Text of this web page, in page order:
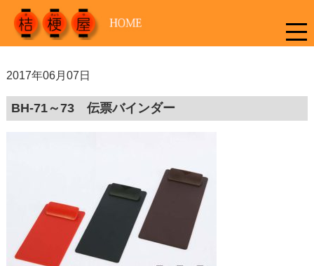
2017年06月07日
BH-71～73 伝票バインダー